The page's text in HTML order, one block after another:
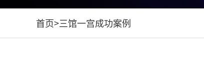
首页>三馆一宫成功案例